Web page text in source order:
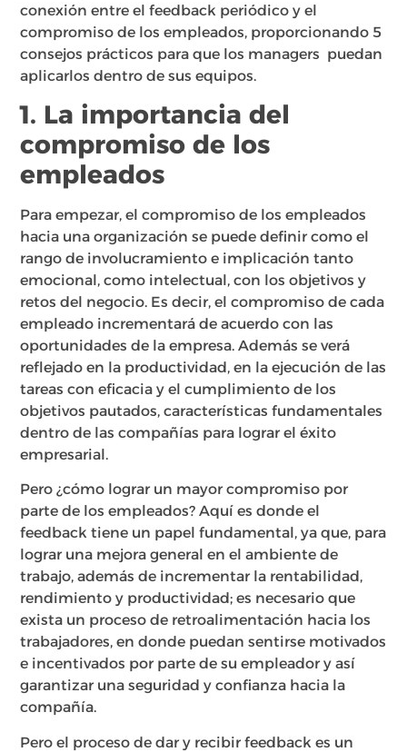
conexión entre el feedback periódico y el
compromiso de los empleados, proporcionando 5
consejos prácticos para que los managers puedan
aplicarlos dentro de sus equipos.
1. La importancia del
compromiso de los
empleados
Para empezar, el compromiso de los empleados
hacia una organización se puede definir como el
rango de involucramiento e implicación tanto
emocional, como intelectual, con los objetivos y
retos del negocio. Es decir, el compromiso de cada
empleado incrementará de acuerdo con las
oportunidades de la empresa. Además se verá
reflejado en la productividad, en la ejecución de las
tareas con eficacia y el cumplimiento de los
objetivos pautados, características fundamentales
dentro de las compañías para lograr el éxito
empresarial.
Pero ¿cómo lograr un mayor compromiso por
parte de los empleados? Aquí es donde el
feedback tiene un papel fundamental, ya que, para
lograr una mejora general en el ambiente de
trabajo, además de incrementar la rentabilidad,
rendimiento y productividad; es necesario que
exista un proceso de retroalimentación hacia los
trabajadores, en donde puedan sentirse motivados
e incentivados por parte de su empleador y así
garantizar una seguridad y confianza hacia la
compañía.
Pero el proceso de dar y recibir feedback es un